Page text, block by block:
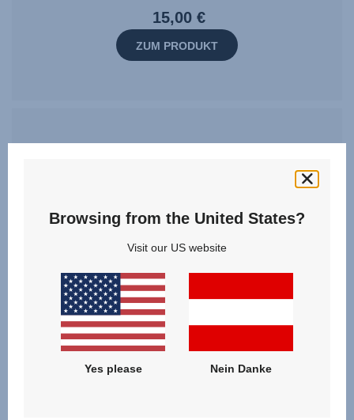
15,00 €
ZUM PRODUKT
Browsing from the United States?
Visit our US website
Yes please Nein Danke